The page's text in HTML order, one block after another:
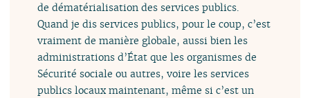
de dématérialisation des services publics.
Quand je dis services publics, pour le coup, c’est
vraiment de manière globale, aussi bien les
administrations d’État que les organismes de
Sécurité sociale ou autres, voire les services
publics locaux maintenant, même si c’est un